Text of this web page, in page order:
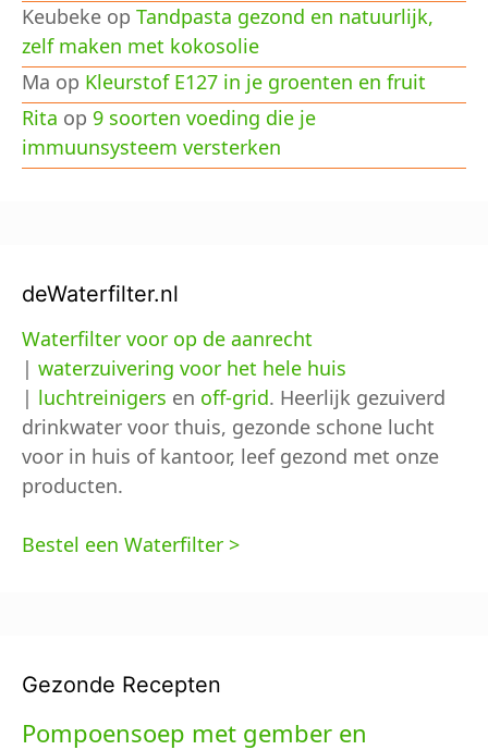
Keubeke op Tandpasta gezond en natuurlijk,
zelf maken met kokosolie
Ma op Kleurstof E127 in je groenten en fruit
Rita op 9 soorten voeding die je
immuunsysteem versterken
deWaterfilter.nl
Waterfilter voor op de aanrecht
| waterzuivering voor het hele huis
| luchtreinigers en off-grid. Heerlijk gezuiverd
drinkwater voor thuis, gezonde schone lucht
voor in huis of kantoor, leef gezond met onze
producten.
Bestel een Waterfilter >
Gezonde Recepten
Pompoensoep met gember en